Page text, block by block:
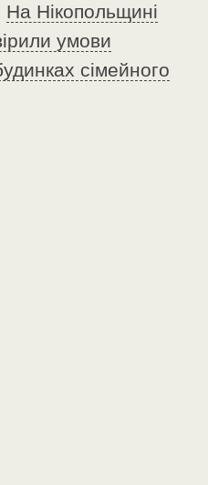
На Нікопольщині
умови
сімейного